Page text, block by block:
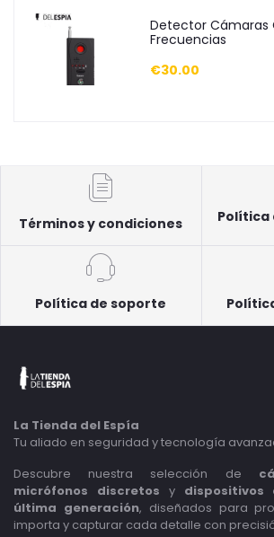
Detector Cámaras
Frecuencias
€30.00
Términos y condiciones Política
Política de soporte
La Tienda del Espía
Tu aliado en seguridad y tecnología
Descubre nuestra selección de
micrófonos discretos y
última generación, diseñados para
importa y capturar cada detalle con